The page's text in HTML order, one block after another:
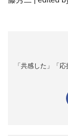
「共感した」「